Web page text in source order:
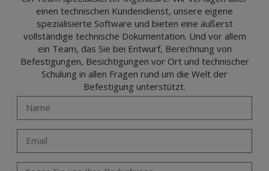
einen technischen Kundendienst, unsere eigene
spezialisierte Software und bieten eine äußerst
vollständige technische Dokumentation. Und vor allem
ein Team, das Sie bei Entwurf, Berechnung von
Befestigungen, Besichtigungen vor Ort und technischer
Schulung in allen Fragen rund um die Welt der
Befestigung unterstützt.